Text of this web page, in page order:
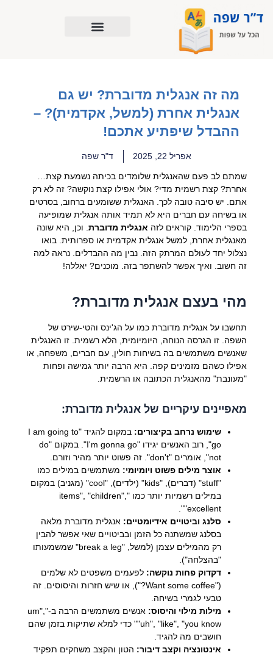
לתוכן
מה זה אנגלית מדוברת? יש גם
אנגלית אחרת (למשל, אקדמית)? –
ההבדל שיפתיע אתכם!
אפריל 22, 2025 ד"ר שפה
שמתם לב פעם שהאנגלית שלומדים בכיתה נשמעת קצת…
אחרת? קצת רשמית מדי? אולי אפילו קצת נוקשה? זה לא רק
אתם. יש סיבה טובה לכך. האנגלית ששומעים ברחוב, בסרטים
או בשיחה עם חברים היא לא תמיד אותה אנגלית שמופיעה
בספרי הלימוד. קוראים לזה אנגלית מדוברת. וכן, היא שונה
מאנגלית אחרת, למשל אנגלית אקדמית או ספרותית. בואו
נצלול יחד לעולם המרתק הזה. נבין מה ההבדלים. נראה למה
זה חשוב. ואיך אפשר להשתפר בזה. מוכנים? יאללה!
מהי בעצם אנגלית מדוברת?
תחשבו על אנגלית מדוברת כמו על הג'ינס והטי-שירט של
השפה. זו הגרסה הנוחה, היומיומית, הלא רשמית. זו האנגלית
שאנשים משתמשים בה בשיחות חולין, עם חברים, משפחה, או
אפילו כשהם מזמינים קפה. היא הרבה יותר גמישה ופחות
"מעונבת" מהאנגלית הכתובה או הרשמית.
מאפיינים עיקריים של אנגלית מדוברת:
שימוש נרחב בקיצורים:
במקום להגיד "I am going to
go", רוב האנשים יגידו "I'm gonna go". במקום "do
not", אומרים "don't". זה פשוט יותר מהיר וזורם.
אוצר מילים פשוט ויומיומי: משתמשים במילים כמו
"stuff" (דברים), "kids" (ילדים), "cool" (מגניב) במקום
במילים רשמיות יותר כמו "items", "children",
"excellent".
סלנג וביטויים אידיומטיים: אנגלית מדוברת מלאה
בסלנג שמשתנה כל הזמן ובביטויים שאי אפשר להבין
רק מהמילים עצמן (למשל, "break a leg" שמשמעותו
"בהצלחה").
דקדוק פחות נוקשה: לפעמים משפטים לא שלמים
("Want some coffee?"), או שיש חזרות והיסוסים. זה
טבעי לגמרי בשיחה.
מילות מילוי והיסוס:
אנשים משתמשים הרבה ב-"um",
"uh", "like", "you know" כדי למלא שתיקות בזמן שהם
חושבים מה להגיד.
אינטונציה וקצב דיבור: הטון והקצב משחקים תפקיד